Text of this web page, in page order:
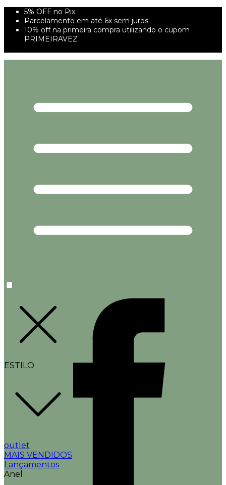
5% OFF no Pix
Parcelamento em até 6x sem juros
10% off na primeira compra utilizando o cupom
PRIMEIRAVEZ
ESTILO
outlet
MAIS VENDIDOS
Lançamentos
Anel